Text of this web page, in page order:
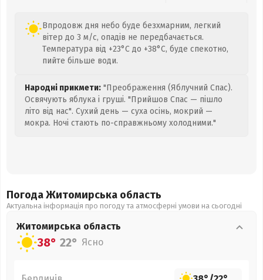
Впродовж дня небо буде безхмарним, легкий
вітер до 3 м/с, опадів не передбачається.
Температура від +23°C до +38°C, буде спекотно,
пийте більше води.
Народні прикмети: "Преображення (Яблучний Спас).
Освячують яблука і груші. "Прийшов Спас — пішло
літо від нас". Сухий день — суха осінь, мокрий —
мокра. Ночі стають по-справжньому холодними."
Погода Житомирська область
Актуальна інформація про погоду та атмосферні умови на сьогодні
Житомирська область
38° 22° Ясно